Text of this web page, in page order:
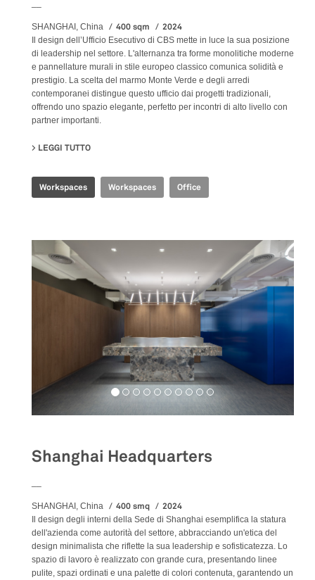
SHANGHAI, China 400 sqm 2024
Il design dell’Ufficio Esecutivo di CBS mette in luce la sua posizione
di leadership nel settore. L'alternanza tra forme monolitiche moderne
e pannellature murali in stile europeo classico comunica solidità e
prestigio. La scelta del marmo Monte Verde e degli arredi
contemporanei distingue questo ufficio dai progetti tradizionali,
offrendo uno spazio elegante, perfetto per incontri di alto livello con
partner importanti.
LEGGI TUTTO
Workspaces Workspaces Office
Shanghai Headquarters
SHANGHAI, China 400 smq 2024
Il design degli interni della Sede di Shanghai esemplifica la statura
dell'azienda come autorità del settore, abbracciando un'etica del
design minimalista che riflette la sua leadership e sofisticatezza. Lo
spazio di lavoro è realizzato con grande cura, presentando linee
pulite, spazi ordinati e una palette di colori contenuta, garantendo un